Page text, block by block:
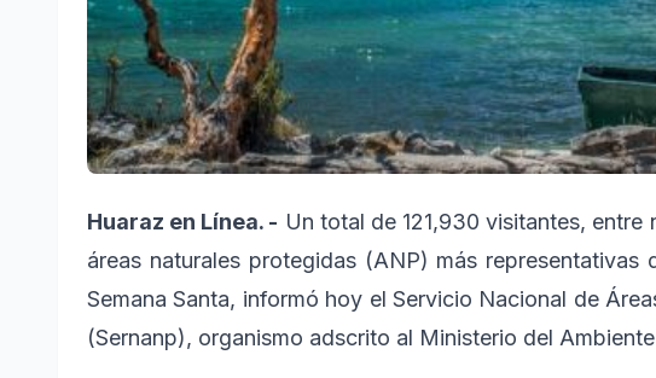
Huaraz en Línea. - Un total de 121,930 visitantes,
áreas naturales protegidas (ANP) más
Semana Santa, informó hoy el Servicio Nacional de
(Sernanp), organismo adscrito al Ministerio del